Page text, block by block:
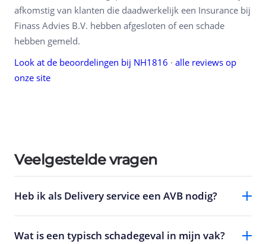
afkomstig van klanten die daadwerkelijk een Insurance bij
Finass Advies B.V. hebben afgesloten of een schade
hebben gemeld.
Look at de beoordelingen bij NH1816 · alle reviews op
onze site
Veelgestelde vragen
Heb ik als Delivery service een AVB nodig?
Wat is een typisch schadegeval in mijn vak?